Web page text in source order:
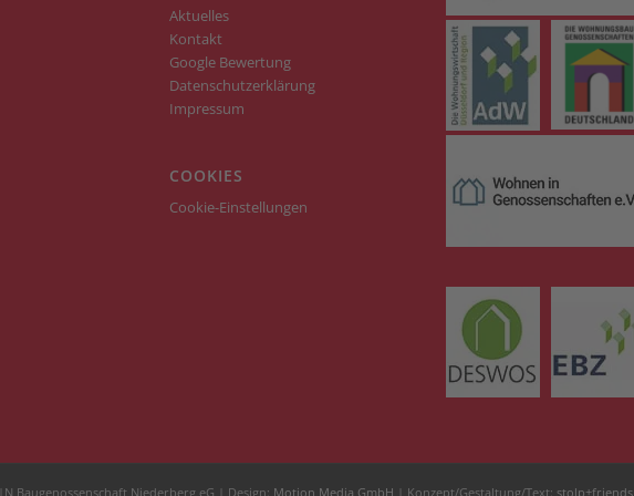
Aktuelles
Kontakt
Google Bewertung
Datenschutzerklärung
Impressum
COOKIES
Cookie-Einstellungen
Baugenossenschaft Niederberg eG | Design: Motion Media GmbH | Konzept/Gestaltung/Text: stolp+friends